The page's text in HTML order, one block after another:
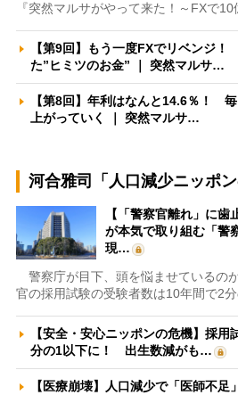
『突然マルサがやって来た！～FXで
【第9回】もう一度FXでリベンジ
た”ヒミツのお金” ｜ 突然マルサ…
【第8回】年利はなんと14.6％！
上がっていく ｜ 突然マルサ…
河合雅司「人口減少ニッポン
【「警察官離れ」に
が本気で取り組む「
現…
警察庁が目下、頭を悩ませているの
官の採用試験の受験者数は10年間で2
【安全・安心ニッポンの危機】採
分の1以下に！ 出生数減がも…
【医療崩壊】人口減少で「医師不